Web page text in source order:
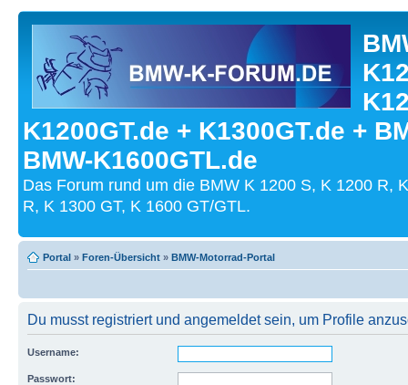
K1200GT.de + K1300GT.de +
BMW-K1600GTL.de
Das Forum rund um die BMW K 1200 S, K 1200 R,
R, K 1300 GT, K 1600 GT/GTL.
Portal » Foren-Übersicht » BMW-Motorrad-Portal
Du musst registriert und angemeldet sein, um Profile
Username:
Passwort: